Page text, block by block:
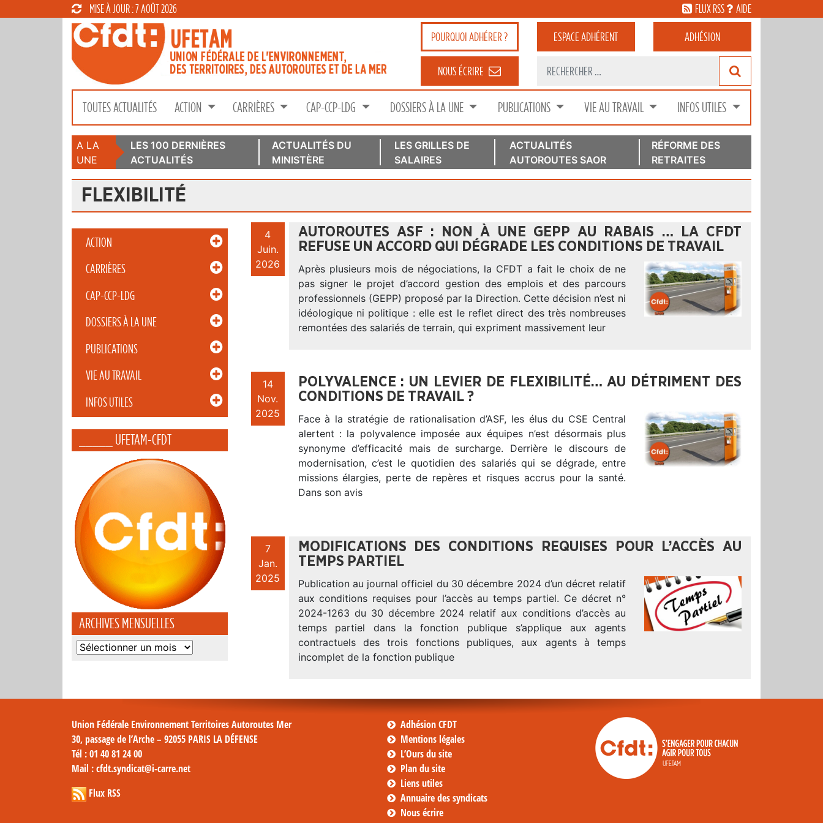
MISE À JOUR : 7 AOÛT 2026 FLUX RSS AIDE
POURQUOIADHÉRER ? ESPACEADHÉRENT ADHÉSION
NOUS ÉCRIRE
TOUTES ACTUALITÉS ACTION CARRIÈRES CAP-CCP-LDG DOSSIERS À LA UNE PUBLICATIONS VIE AU TRAVAIL INFOS UTILES
A LA
UNE
LES 100 DERNIÈRES
ACTUALITÉS
ACTUALITÉS DU
MINISTÈRE
LES GRILLES DE
SALAIRES
ACTUALITÉS
AUTOROUTES SAOR
RÉFORME DES
RETRAITES
FLEXIBILITÉ
ACTION
CARRIÈRES
CAP-CCP-LDG
DOSSIERS À LA UNE
PUBLICATIONS
VIE AU TRAVAIL
INFOS UTILES
_____ UFETAM-CFDT
ARCHIVES MENSUELLES
Archives
4
Juin.
2026
AUTOROUTES ASF : NON À UNE GEPP AU RABAIS … LA CFDT
REFUSE UN ACCORD QUI DÉGRADE LES CONDITIONS DE TRAVAIL
Après plusieurs mois de négociations, la CFDT a fait le choix de ne
pas signer le projet d’accord gestion des emplois et des parcours
professionnels (GEPP) proposé par la Direction. Cette décision n’est ni
idéologique ni politique : elle est le reflet direct des très nombreuses
remontées des salariés de terrain, qui expriment massivement leur
14
Nov.
2025
POLYVALENCE : UN LEVIER DE FLEXIBILITÉ… AU DÉTRIMENT DES
CONDITIONS DE TRAVAIL ?
Face à la stratégie de rationalisation d’ASF, les élus du CSE Central
alertent : la polyvalence imposée aux équipes n’est désormais plus
synonyme d’efficacité mais de surcharge. Derrière le discours de
modernisation, c’est le quotidien des salariés qui se dégrade, entre
missions élargies, perte de repères et risques accrus pour la santé.
Dans son avis
7
Jan.
2025
MODIFICATIONS DES CONDITIONS REQUISES POUR L’ACCÈS AU
TEMPS PARTIEL
Publication au journal officiel du 30 décembre 2024 d’un décret relatif
aux conditions requises pour l’accès au temps partiel. Ce décret n°
2024-1263 du 30 décembre 2024 relatif aux conditions d’accès au
temps partiel dans la fonction publique s’applique aux agents
contractuels des trois fonctions publiques, aux agents à temps
incomplet de la fonction publique
Union Fédérale Environnement Territoires Autoroutes Mer
30, passage de l’Arche – 92055 PARIS LA DÉFENSE
Tél : 01 40 81 24 00
Mail : cfdt.syndicat@i-carre.net
Flux RSS
Adhésion CFDT
Mentions légales
L’Ours du site
Plan du site
Liens utiles
Annuaire des syndicats
Nous écrire